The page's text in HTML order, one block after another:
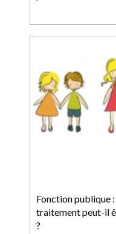
Fonction publique
traitement peut-il
?